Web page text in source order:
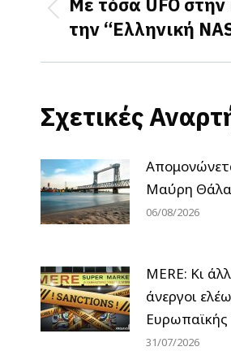
Previous
post:
την “Ελληνική
Σχετικές
Μαύρη
06/08/2026
MERE: Κι
άνεργοι
31/07/2026